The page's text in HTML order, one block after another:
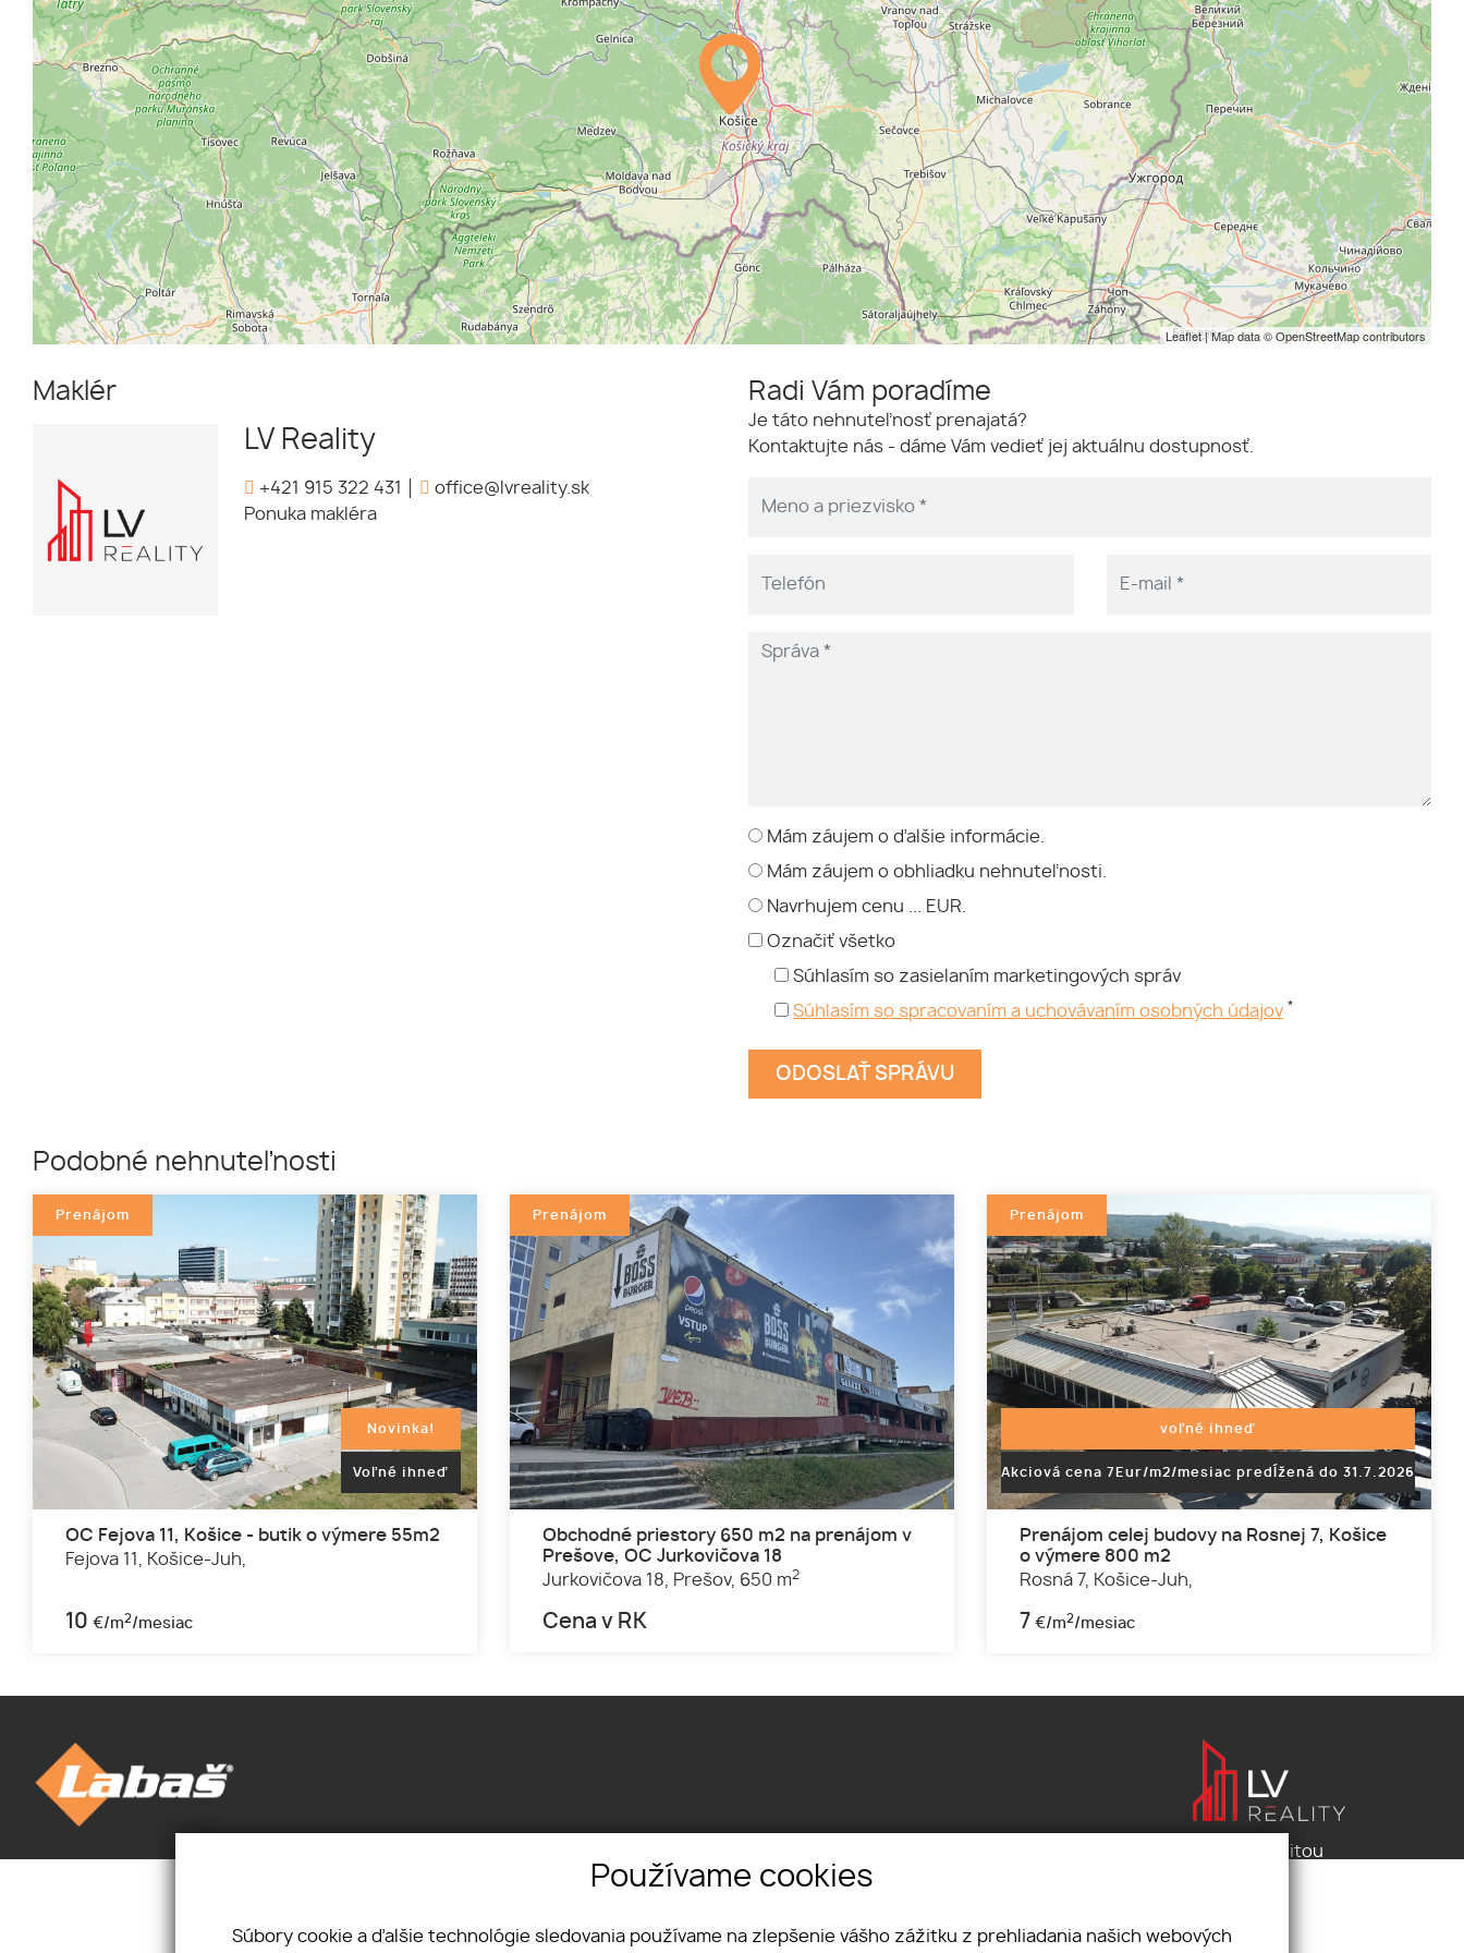
Leaflet| Map data ©OpenStreetMapcontributors
Maklér
LV Reality
+421 915 322 431
office@lvreality.sk
Ponuka makléra
Radi Vám poradíme
Je táto nehnuteľnosť prenajatá?
Kontaktujte nás - dáme Vám vedieť jej aktuálnu dostupnosť.
Mám záujem o ďalšie informácie.
Mám záujem o obhliadku nehnuteľnosti.
Navrhujem cenu ... EUR.
Označiť všetko
Súhlasím so zasielaním marketingových správ
Súhlasím so spracovaním a uchovávaním osobných údajov *
Podobné nehnuteľnosti
Prenájom
Novinka!
Voľné ihneď
OC Fejova 11, Košice - butik o výmere 55m2
Fejova 11, Košice-Juh,
10 €/m2/mesiac
Prenájom
Obchodné priestory 650 m2 na prenájom v
Prešove, OC Jurkovičova 18
Jurkovičova 18, Prešov, 650 m2
Cena v RK
Prenájom
voľné ihneď
Akciová cena 7Eur/m2/mesiac predĺžená do 31.7.2026
Prenájom celej budovy na Rosnej 7, Košice
o výmere 800 m2
Rosná 7, Košice-Juh,
7 €/m2/mesiac
Mám záujem
Textilná 1, 04012 Košice
office@lvreality.sk
Pod záštitou
Používame cookies
Súbory cookie a ďalšie technológie sledovania používame na zlepšenie vášho zážitku z prehliadania našich webových